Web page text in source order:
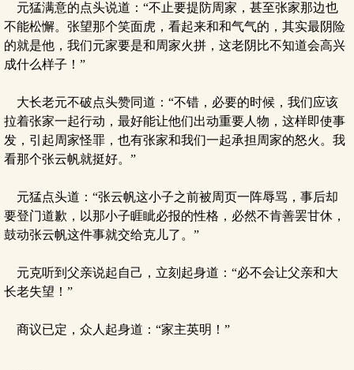
元猛满意的点头说道：“不止要提防周家，甚至张家那边也
不能松懈。张望那个笑面虎，看起来和和气气的，其实最阴险
的就是他，我们元家要是和周家火拼，这老阴比不知道会高兴
成什么样子！”
大长老元不破点头赞同道：“不错，必要的时候，我们应该
拉着张家一起行动，最好能让他们出动重要人物，这样即使事
发，引起周家怪罪，也有张家和我们一起承担周家的怒火。我
看那个张云帆就挺好。”
元猛点头道：“张云帆这小子之前被周页一阵辱骂，事后却
要登门道歉，以那小子睚眦必报的性格，必然不肯善罢甘休，
鼓动张云帆这件事就交给克儿了。”
元克听到父亲说起自己，立刻起身道：“必不会让父亲和大
长老失望！”
商议已定，众人起身道：“家主英明！”
……